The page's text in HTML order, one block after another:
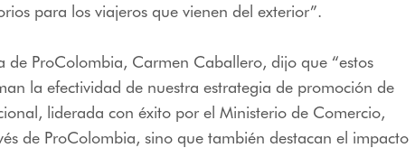
para los viajeros que vienen del exterior”.
de ProColombia, Carmen Caballero, dijo que “estos
la efectividad de nuestra estrategia de promoción de
liderada con éxito por el Ministerio de Comercio,
de ProColombia, sino que también destacan el impacto